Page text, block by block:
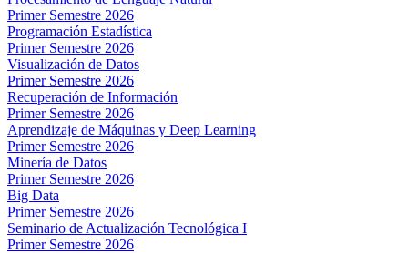
Primer Semestre 2026
Programación Estadística
Primer Semestre 2026
Visualización de Datos
Primer Semestre 2026
Recuperación de Información
Primer Semestre 2026
Aprendizaje de Máquinas y Deep Learning
Primer Semestre 2026
Minería de Datos
Primer Semestre 2026
Big Data
Primer Semestre 2026
Seminario de Actualización Tecnológica I
Primer Semestre 2026